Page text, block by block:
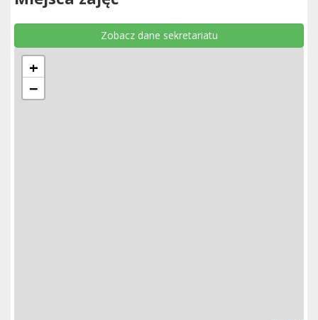
Zobacz dane sekretariatu
+
−